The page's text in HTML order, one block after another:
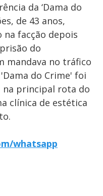
da ‘Dama do
de 43 anos,
facção depois
do
mandava no tráfico
do Crime' foi
na principal rota do
clínica de estética
whatsapp